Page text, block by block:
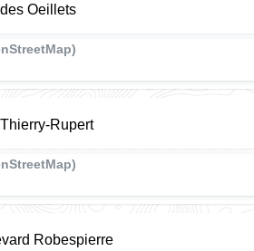
Oeillets
Rupert
Robespierre